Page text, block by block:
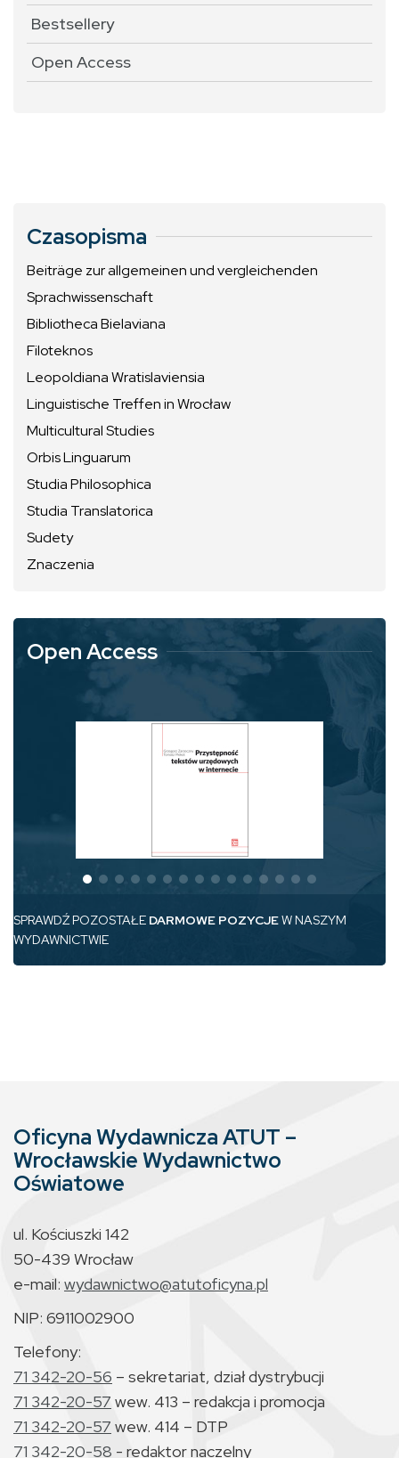
Bestsellery
Open Access
Czasopisma
Beiträge zur allgemeinen und vergleichenden
Sprachwissenschaft
Bibliotheca Bielaviana
Filoteknos
Leopoldiana Wratislaviensia
Linguistische Treffen in Wrocław
Multicultural Studies
Orbis Linguarum
Studia Philosophica
Studia Translatorica
Sudety
Znaczenia
Open Access
SPRAWDŹ POZOSTAŁE DARMOWE POZYCJEW NASZYM
WYDAWNICTWIE
Oficyna Wydawnicza ATUT –
Wrocławskie Wydawnictwo
Oświatowe
ul. Kościuszki 142
50-439 Wrocław
e-mail: wydawnictwo@atutoficyna.pl
NIP: 6911002900
Telefony:
71 342-20-56 – sekretariat, dział dystrybucji
71 342-20-57 wew. 413 – redakcja i promocja
71 342-20-57 wew. 414 – DTP
71 342-20-58 - redaktor naczelny